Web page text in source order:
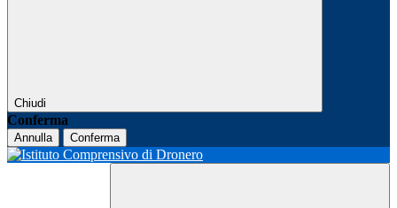
Chiudi
Conferma
Annulla Conferma